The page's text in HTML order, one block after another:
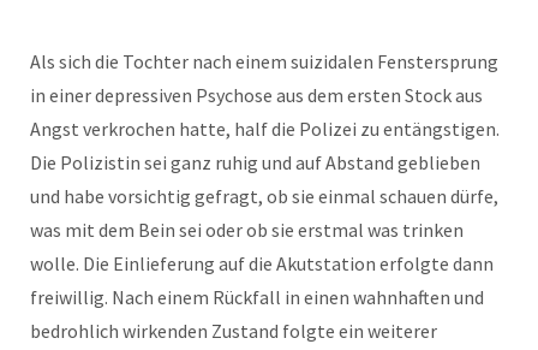
Als sich die Tochter nach einem suizidalen Fenstersprung
in einer depressiven Psychose aus dem ersten Stock aus
Angst verkrochen hatte, half die Polizei zu entängstigen.
Die Polizistin sei ganz ruhig und auf Abstand geblieben
und habe vorsichtig gefragt, ob sie einmal schauen dürfe,
was mit dem Bein sei oder ob sie erstmal was trinken
wolle. Die Einlieferung auf die Akutstation erfolgte dann
freiwillig. Nach einem Rückfall in einen wahnhaften und
bedrohlich wirkenden Zustand folgte ein weiterer